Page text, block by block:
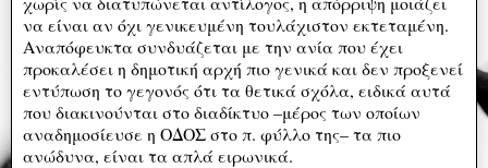
να είναι αν όχι γενικευμένη τουλάχιστον εκτεταμένη.
Αναπόφευκτα συνδυάζεται με την ανία που έχει
προκαλέσει η δημοτική αρχή πιο γενικά και δεν προξενεί
εντύπωση το γεγονός ότι τα θετικά σχόλα, ειδικά αυτά
που διακινούνται στο διαδίκτυο –μέρος των οποίων
αναδημοσίευσε η ΟΔΟΣ στο π. φύλλο της– τα πιο
ανώδυνα, είναι τα απλά ειρωνικά.